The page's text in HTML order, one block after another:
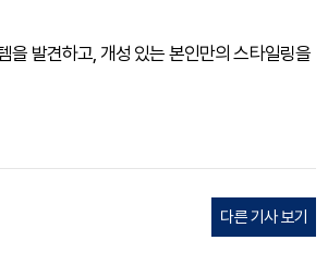
을 발견하고, 개성 있는 본인만의 스타일링을
다른 기사 보기